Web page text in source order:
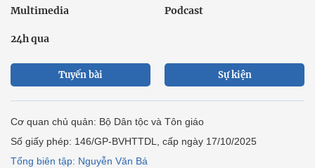
Multimedia Podcast
24h qua
Tuyến bài Sự kiện
Cơ quan chủ quản: Bộ Dân tộc và Tôn giáo
Số giấy phép: 146/GP-BVHTTDL, cấp ngày 17/10/2025
Tổng biên tập: Nguyễn Văn Bá